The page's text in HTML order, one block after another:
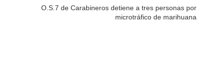
O.S.7 de Carabineros detiene a tres personas por
microtráfico de marihuana